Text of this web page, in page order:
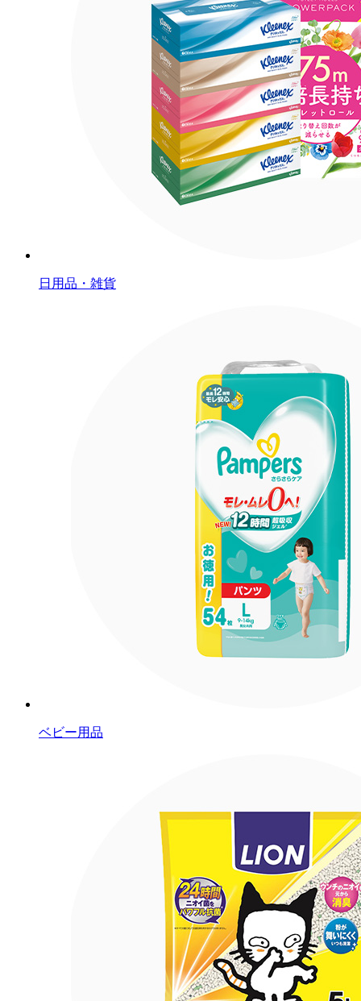
日用品・雑貨
ベビー用品